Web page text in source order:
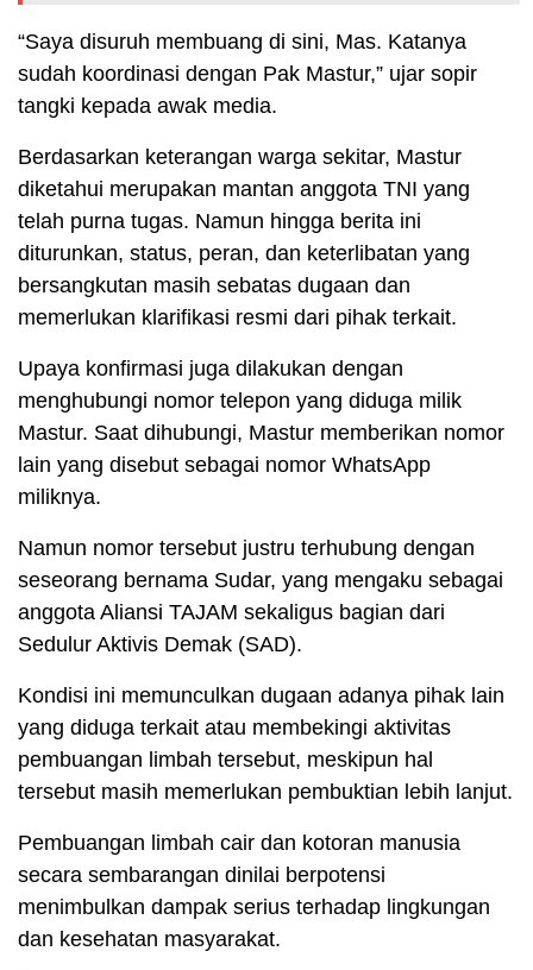
“Saya disuruh membuang di sini, Mas. Katanya
sudah koordinasi dengan Pak Mastur,” ujar sopir
tangki kepada awak media.
Berdasarkan keterangan warga sekitar, Mastur
diketahui merupakan mantan anggota TNI yang
telah purna tugas. Namun hingga berita ini
diturunkan, status, peran, dan keterlibatan yang
bersangkutan masih sebatas dugaan dan
memerlukan klarifikasi resmi dari pihak terkait.
Upaya konfirmasi juga dilakukan dengan
menghubungi nomor telepon yang diduga milik
Mastur. Saat dihubungi, Mastur memberikan nomor
lain yang disebut sebagai nomor WhatsApp
miliknya.
Namun nomor tersebut justru terhubung dengan
seseorang bernama Sudar, yang mengaku sebagai
anggota Aliansi TAJAM sekaligus bagian dari
Sedulur Aktivis Demak (SAD).
Kondisi ini memunculkan dugaan adanya pihak lain
yang diduga terkait atau membekingi aktivitas
pembuangan limbah tersebut, meskipun hal
tersebut masih memerlukan pembuktian lebih lanjut.
Pembuangan limbah cair dan kotoran manusia
secara sembarangan dinilai berpotensi
menimbulkan dampak serius terhadap lingkungan
dan kesehatan masyarakat.